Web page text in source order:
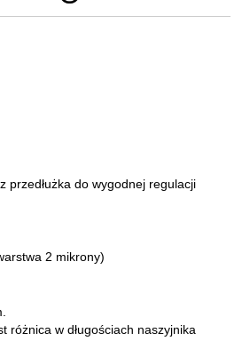
przedłużka do wygodnej regulacji
2 mikrony)
różnica w długościach naszyjnika